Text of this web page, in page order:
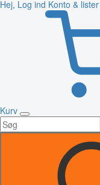
Hej, Log ind Konto & lister
Kurv